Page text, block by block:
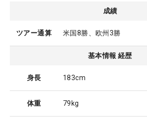
成績
ツアー通算 米国8勝、欧州3勝
基本情報 経歴
身長 183cm
体重 79kg